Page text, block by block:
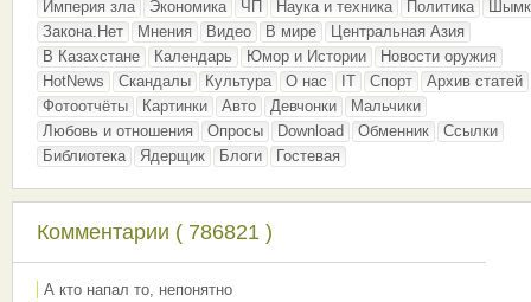
Империя зла Экономика ЧП Наука и техника Политика
Закона.Нет
Мнения Видео В мире
Центральная Азия
В Казахстане
Календарь Юмор и Истории
Новости оружия
HotNews
Скандалы Культура О нас IT Спорт
Архив статей
Фотоотчёты
Картинки Авто Девчонки
Мальчики
Любовь и отношения
Опросы Download Обменник
Ссылки
Библиотека
Ядерщик Блоги Гостевая
Комментарии ( 786821 )
А кто напал то, непонятно